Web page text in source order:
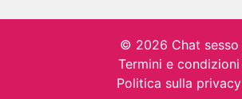
© 2026 Chat sesso
Termini e condizioni
Politica sulla privacy